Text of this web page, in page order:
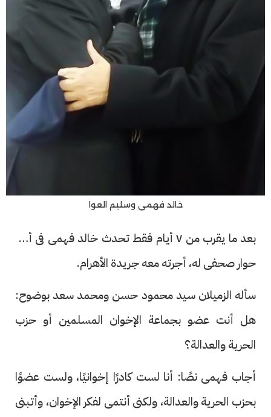
خالد فهمى وسليم العوا
بعد ما يقرب من ٧ أيام فقط تحدث خالد فهمى فى أول
حوار صحفى له، أجرته معه جريدة الأهرام.
سأله الزميلان سيد محمود حسن ومحمد سعد بوضوح:
هل أنت عضو بجماعة الإخوان المسلمين أو حزب
الحرية والعدالة؟
أجاب فهمى نصًا: أنا لست كادرًا إخوانيًا، ولست عضوًا
بحزب الحرية والعدالة، ولكنى أنتمى لفكر الإخوان، وأتبنى